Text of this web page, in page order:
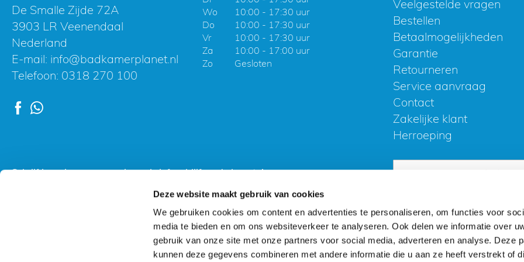
Deze website maakt gebruik van cookies
We gebruiken cookies om content en advertenties te personaliseren, om functies voor
media te bieden en om ons websiteverkeer te analyseren. Ook delen we informatie over
gebruik van onze site met onze partners voor social media, adverteren en analyse. Deze
kunnen deze gegevens combineren met andere informatie die u aan ze heeft verstrekt of
De Smalle Zijde 72A
3903 LR Veenendaal
Nederland
E-mail: info@badkamerplanet.nl
Telefoon: 0318 270 100
Wo
10:00 - 17:30 uur
Do
10:00 - 17:30 uur
Vr
10:00 - 17:30 uur
Za
10:00 - 17:00 uur
Zo
Gesloten
Veelgestelde vragen
Bestellen
Betaalmogelijkheden
Garantie
Retourneren
Service aanvraag
Contact
Zakelijke klant
Herroeping
Schrijf je nu in voor onze nieuwsbrief en blijf op de hoogte!
Abonneer
onze
nieuwsbrief
Gebruik van deze site betekent dat u de algemene voorwaardenaccepteert - onderdeel van
badkamerplanetcookies-privacy policy-disclaimer.